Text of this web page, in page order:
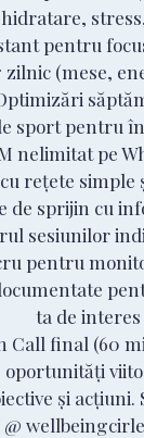
pentru
(mese,
sport pentru
nelimitat pe
rețete simple
de sprijin cu
sesiunilor
pentru
ta de interes
Call final (60
oportunități
și acțiuni.
@